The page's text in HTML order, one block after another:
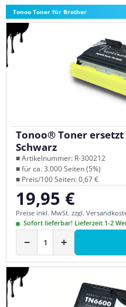
Tonoo Toner für Brother
Tonoo® Toner
Schwarz
■ Artikelnummer: R-300212
■ für ca. 3.000 Seiten (5%)
■ Preis/100 Seiten: 0,67 €
Regulärer Preis:
19,95 €
Preise inkl. MwSt. zzgl.
Sofort lieferbar! Lieferzeit 1-2
− +